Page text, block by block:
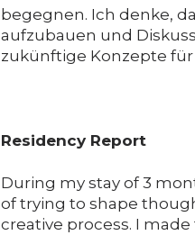
begegnen. Ich denke,
aufzubauen und
zukünftige Konzepte
Residency Report
During my stay of 3
of trying to shape
creative process. I